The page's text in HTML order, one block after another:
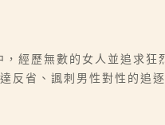
經歷無數的女人並追求
反省、諷刺男性對性的追